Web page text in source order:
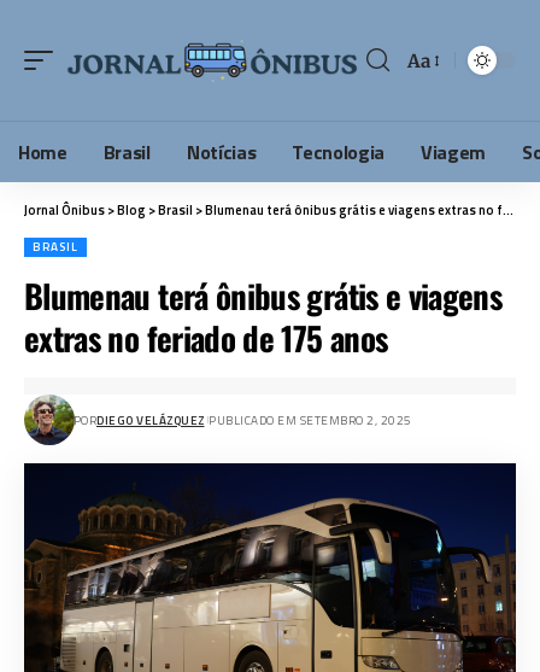
Aa
Home Brasil Notícias Tecnologia Viagem
Jornal Ônibus>Blog >Brasil >Blumenau terá ônibus grátis e viagens extras no feriado de 175 anos
BRASIL
Blumenau terá ônibus grátis e viagens
extras no feriado de 175 anos
PORDIEGO VELÁZQUEZ PUBLICADO EM SETEMBRO 2, 2025